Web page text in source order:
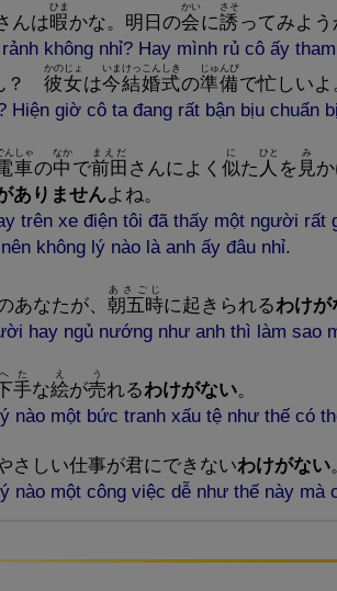
んは暇
ひま
かな。 明 日 の会
かい
に誘
Nghĩa: Sự mời, sự mời mọc, sự
rủ rê
さそ
ってみよう
không nhỉ? Hay mình rủ cô ấy
？ 彼
phương
女
かのじょ
は今結婚式
thức
いまけっこんしき
の準備
じゅんび
で忙しいよ
Hiện giờ cô ta đang rất bận bịu chuẩn
車
んしゃ
の中
なか
で前
Nghĩa: Trước, trước đây, trước
田
まえだ
さんによく 似
に
た 人
ひと
を 見
み
ありませんよね。
trên xe điện tôi đã thấy một người
không lý nào là anh ấy đâu nhỉ.
あなたが、 朝 五 時
あさごじ
に起 きられるわけが
hay ngủ nướng như anh thì làm sao
手
へた
な絵
え
が売
う
れるわけがない。
nào một bức tranh xấu tệ như thế có
さしい仕事が君にできないわけがない。
nào một công việc dễ như thế này mà